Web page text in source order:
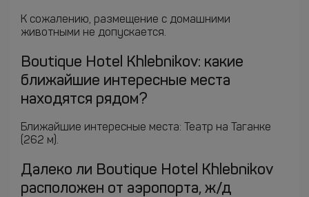
К сожалению, размещение с домашними
животными не допускается.
Boutique Hotel Khlebnikov: какие
ближайшие интересные места
находятся рядом?
Ближайшие интересные места: Театр на Таганке
(262 м).
Далеко ли Boutique Hotel Khlebnikov
расположен от аэропорта, ж/д